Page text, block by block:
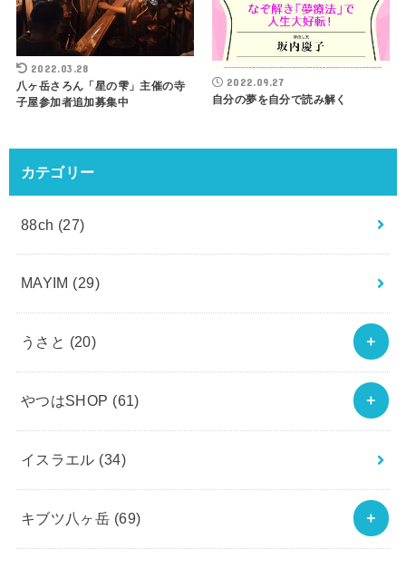
2022.03.28
八ヶ岳さろん「星の雫」主催の寺
子屋参加者追加募集中
2022.09.27
自分の夢を自分で読み解く
カテゴリー
88ch (27)
MAYIM (29)
うさと (20)
やつはSHOP (61)
イスラエル (34)
キブツ八ヶ岳 (69)